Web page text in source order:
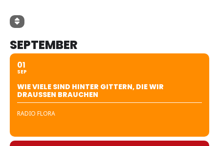
SEPTEMBER
01
SEP
WIE VIELE SIND HINTER GITTERN, DIE WIR
DRAUSSEN BRAUCHEN
RADIO FLORA